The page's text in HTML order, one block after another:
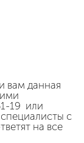
вам данная
19 или
с
на все